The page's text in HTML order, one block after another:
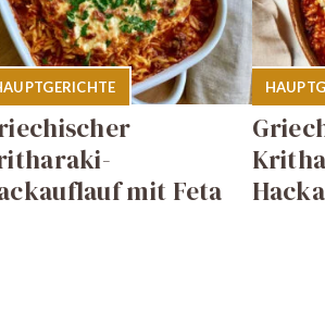
mit Feta